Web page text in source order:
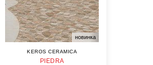
новинка
KEROS CERAMICA
PIEDRA